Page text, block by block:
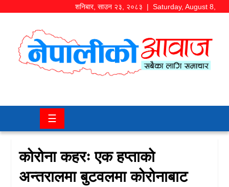
शनिबार, साउन २३, २०८३ | Saturday, August 8,
समाज/
चितवन
कला/
मनोरञ्जन
☰
कोरोना कहरः एक हप्ताको
अन्तरालमा बुटवलमा कोरोनाबाट